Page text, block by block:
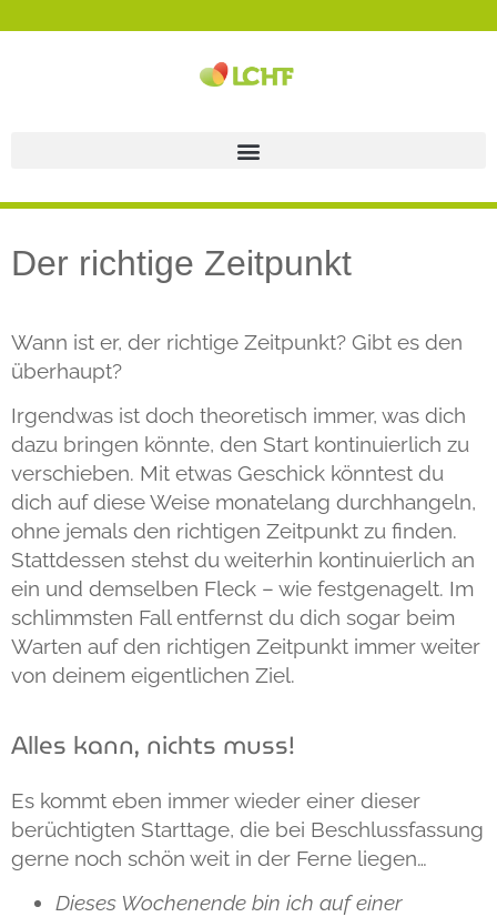
Der richtige Zeitpunkt
Wann ist er, der richtige Zeitpunkt? Gibt es den
überhaupt?
Irgendwas ist doch theoretisch immer, was dich
dazu bringen könnte, den Start kontinuierlich zu
verschieben. Mit etwas Geschick könntest du
dich auf diese Weise monatelang durchhangeln,
ohne jemals den richtigen Zeitpunkt zu finden.
Stattdessen stehst du weiterhin kontinuierlich an
ein und demselben Fleck – wie festgenagelt. Im
schlimmsten Fall entfernst du dich sogar beim
Warten auf den richtigen Zeitpunkt immer weiter
von deinem eigentlichen Ziel.
Alles kann, nichts muss!
Es kommt eben immer wieder einer dieser
berüchtigten Starttage, die bei Beschlussfassung
gerne noch schön weit in der Ferne liegen…
Dieses Wochenende bin ich auf einer